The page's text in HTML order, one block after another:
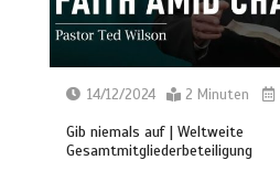
14/12/2024 2 Minuten
Gib niemals auf | Weltweite
Gesamtmitgliederbeteiligung